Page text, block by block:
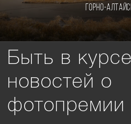
Горно-
Быть в
новостей о
фотопремии